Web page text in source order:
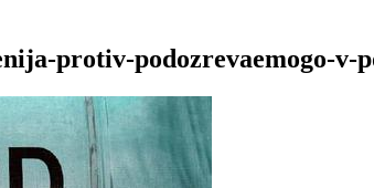
protiv-podozrevaemogo-v-